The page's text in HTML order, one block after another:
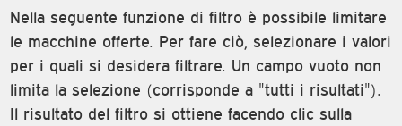
Nella seguente funzione di filtro è possibile limitare
le macchine offerte. Per fare ciò, selezionare i valori
per i quali si desidera filtrare. Un campo vuoto non
limita la selezione (corrisponde a "tutti i risultati").
Il risultato del filtro si ottiene facendo clic sulla